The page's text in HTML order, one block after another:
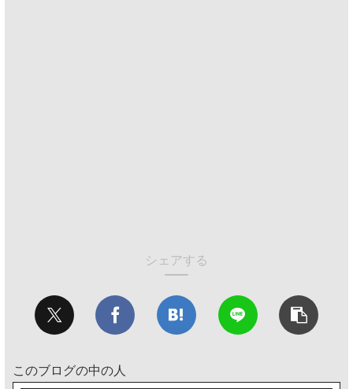
シェアする
このブログの中の人